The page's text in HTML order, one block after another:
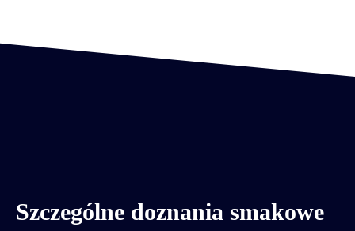
Szczególne doznania smakowe